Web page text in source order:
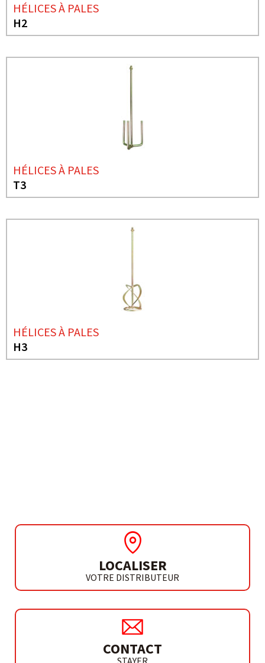
HÉLICES À PALES
H2
HÉLICES À PALES
T3
HÉLICES À PALES
H3
LOCALISER
VOTRE DISTRIBUTEUR
CONTACT
STAYER